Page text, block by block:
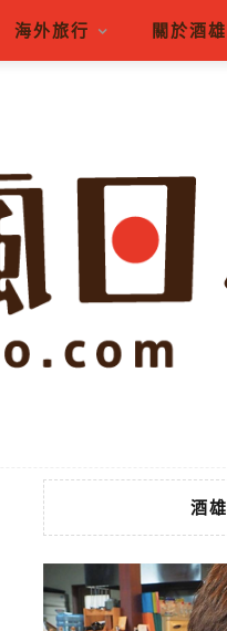
海外旅行 關於酒雄
酒雄